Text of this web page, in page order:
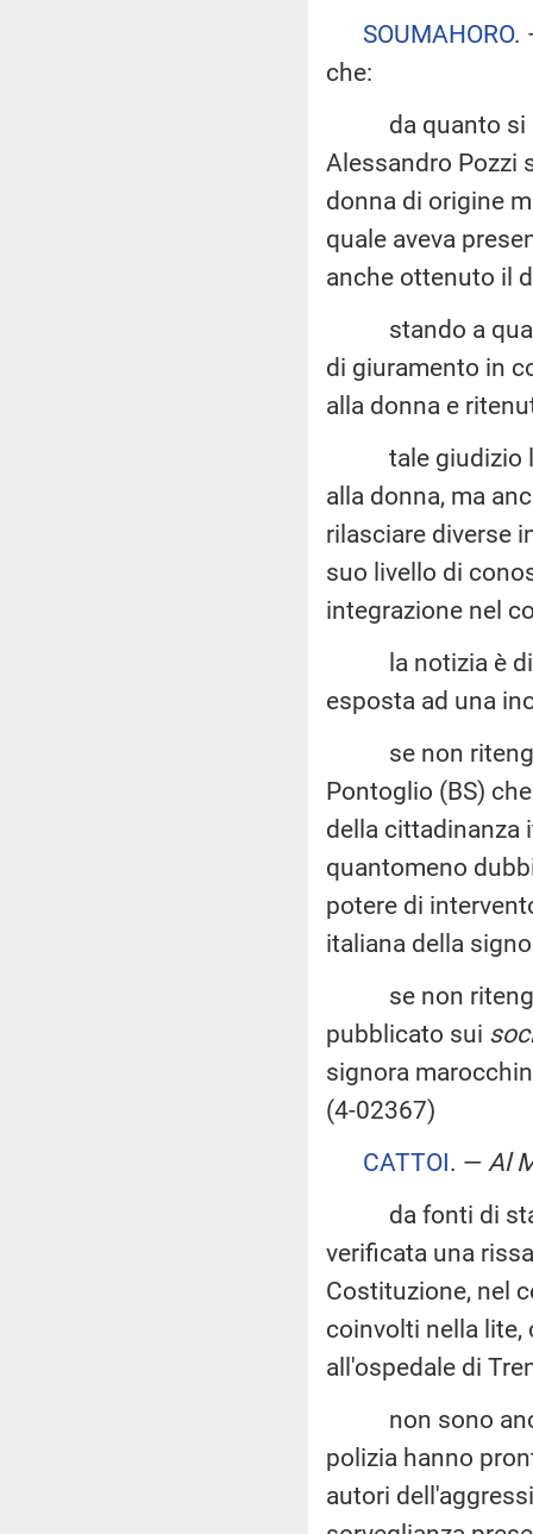
SOUMAHORO.
che:
da quanto si
Alessandro Pozzi
donna di origine
quale aveva
anche ottenuto il
stando a
di giuramento in
alla donna e
tale giudizio lo
alla donna, ma
rilasciare diverse
suo livello di
integrazione nel
la notizia è
esposta ad una
se non ritenga
Pontoglio (BS)
della cittadinanza
quantomeno
potere di
italiana della
se non ritenga
pubblicato sui
signora
(4-02367)
CATTOI. — Al
da fonti di
verificata una
Costituzione, nel
coinvolti nella lite,
all'ospedale di
non sono
polizia hanno
autori